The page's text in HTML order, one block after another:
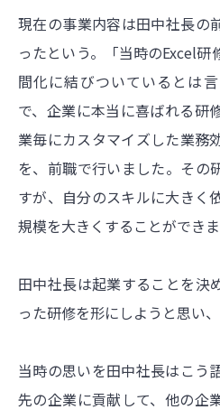
現在の事業内容は田中社長の
ったという。「当時のExcel
間化に結びついているとは
で、企業に本当に喜ばれる研
業毎にカスタマイズした業務
を、前職で行いました。その
すが、自分のスキルに大きく
規模を大きくすることができま
田中社長は起業することを決
った研修を形にしようと思い
当時の思いを田中社長はこう
先の企業に貢献して、他の企